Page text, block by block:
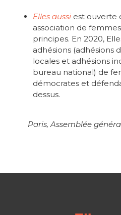
Elles aussi est ouverte
association de
principes. En 2020,
adhésions (adhésions
locales et adhésions
bureau national) de
démocrates et
dessus.
Paris, Assemblée